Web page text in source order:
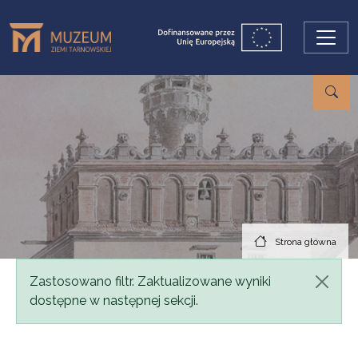
Strona główna
Komunikat
Zastosowano filtr. Zaktualizowane wyniki
dostępne w następnej sekcji.